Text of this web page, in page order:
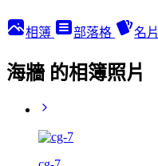
相簿 部落格 名片
海牆 的相簿照片